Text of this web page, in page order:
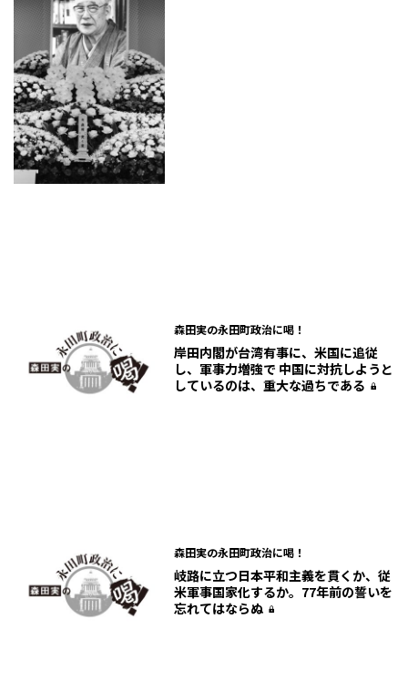
森田実の永田町政治に喝！
岸田内閣が台湾有事に、米国に追従
し、軍事力増強で 中国に対抗しようと
しているのは、重大な過ちである
森田実の永田町政治に喝！
岐路に立つ日本――平和主義を貫くか、従
米軍事国家化するか。77年前の誓いを
忘れてはならぬ